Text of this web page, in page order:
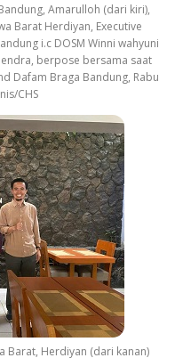
Amarulloh (dari kiri),
Barat Herdiyan, Executive
i.c DOSM Winni wahyuni
berpose bersama saat
Dafam Braga Bandung, Rabu
CHS
Barat, Herdiyan (dari kanan)